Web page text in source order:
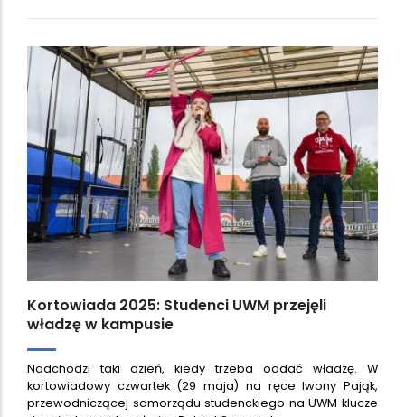
Kortowiada 2025: Studenci UWM przejęli
władzę w kampusie
Nadchodzi taki dzień, kiedy trzeba oddać władzę. W
kortowiadowy czwartek (29 maja) na ręce Iwony Pająk,
przewodniczącej samorządu studenckiego na UWM klucze